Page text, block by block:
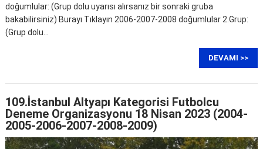
doğumlular: (Grup dolu uyarısı alırsanız bir sonraki gruba
bakabilirsiniz) Burayı Tıklayın 2006-2007-2008 doğumlular 2.Grup:
(Grup dolu…
DEVAMI >>
109.İstanbul Altyapı Kategorisi Futbolcu
Deneme Organizasyonu 18 Nisan 2023 (2004-
2005-2006-2007-2008-2009)